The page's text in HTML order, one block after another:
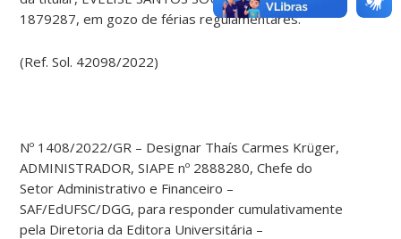
1879287, em gozo de férias regulamentares.
(Ref. Sol. 42098/2022)
Nº 1408/2022/GR – Designar Thaís Carmes Krüger,
ADMINISTRADOR, SIAPE nº 2888280, Chefe do
Setor Administrativo e Financeiro –
SAF/EdUFSC/DGG, para responder cumulativamente
pela Diretoria da Editora Universitária –